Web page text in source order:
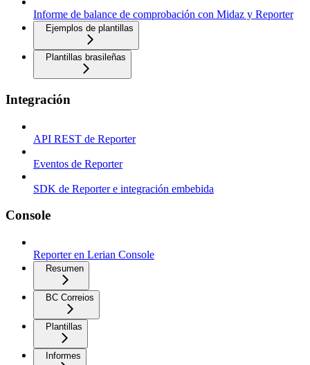
Informe de balance de comprobación con Midaz y Reporter
Ejemplos de plantillas
Plantillas brasileñas
Integración
API REST de Reporter
Eventos de Reporter
SDK de Reporter e integración embebida
Console
Reporter en Lerian Console
Resumen
BC Correios
Plantillas
Informes